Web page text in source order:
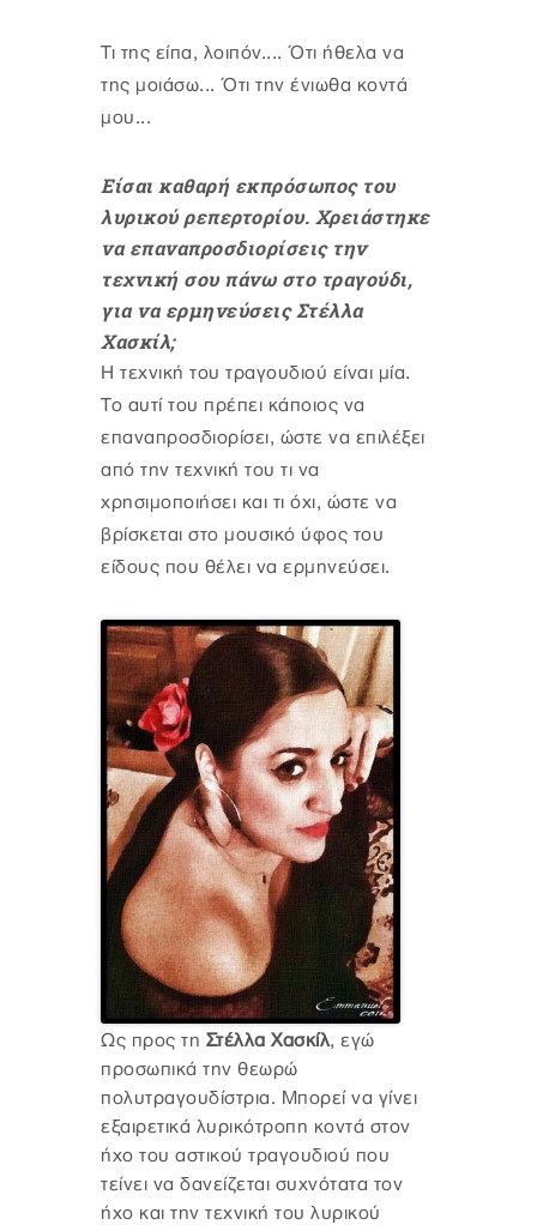
Τι της είπα, λοιπόν.... Ότι ήθελα να
της μοιάσω... Ότι την ένιωθα κοντά
μου...
Είσαι καθαρή εκπρόσωπος του
λυρικού ρεπερτορίου. Χρειάστηκε
να επαναπροσδιορίσεις την
τεχνική σου πάνω στο τραγούδι,
για να ερμηνεύσεις Στέλλα
Χασκίλ;
Η τεχνική του τραγουδιού είναι μία.
Το αυτί του πρέπει κάποιος να
επαναπροσδιορίσει, ώστε να επιλέξει
από την τεχνική του τι να
χρησιμοποιήσει και τι όχι, ώστε να
βρίσκεται στο μουσικό ύφος του
είδους που θέλει να ερμηνεύσει.
Ως προς τη Στέλλα Χασκίλ, εγώ
προσωπικά την θεωρώ
πολυτραγουδίστρια. Μπορεί να γίνει
εξαιρετικά λυρικότροπη κοντά στον
ήχο του αστικού τραγουδιού που
τείνει να δανείζεται συχνότατα τον
ήχο και την τεχνική του λυρικού